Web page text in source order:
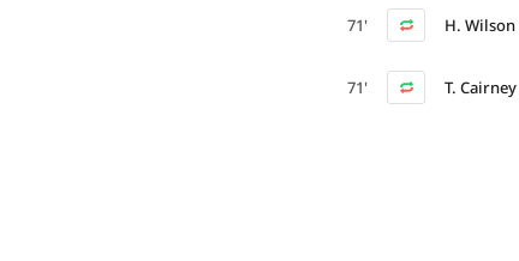
71' H. Wilson
71' T. Cairney